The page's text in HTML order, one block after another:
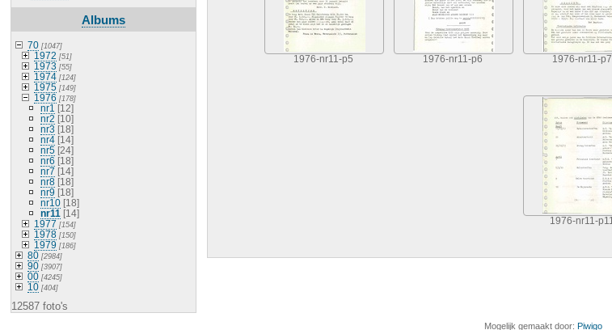
Albums
70[1047]
1972 [51]
1973 [55]
1974[124]
1975[149]
1976 [178]
nr1 [12]
nr2 [10]
nr3 [18]
nr4[14]
nr5[24]
nr6 [18]
nr7 [14]
nr8[18]
nr9 [18]
nr10[18]
nr11 [14]
1977 [154]
1978[150]
1979 [186]
80[2984]
90[3907]
00[4245]
10[404]
12587 foto's
1976-nr11-p5 1976-nr11-p6 1976-nr11-p7
1976-nr11-p11
Mogelijk gemaakt door: Piwigo